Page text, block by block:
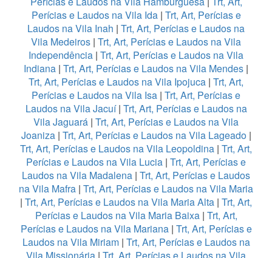
Perícias e Laudos na Vila Ida| Trt, Art, Perícias e
Laudos na Vila Inah | Trt, Art, Perícias e Laudos na
Vila Medeiros | Trt, Art, Perícias e Laudos na Vila
Independência | Trt, Art, Perícias e Laudos na Vila
Indiana | Trt, Art, Perícias e Laudos na Vila Mendes |
Trt, Art, Perícias e Laudos na Vila Ipojuca | Trt, Art,
Perícias e Laudos na Vila Isa | Trt, Art, Perícias e
Laudos na Vila Jacuí| Trt, Art, Perícias e Laudos na
Vila Jaguará | Trt, Art, Perícias e Laudos na Vila
Joaniza| Trt, Art, Perícias e Laudos na Vila Lageado|
Trt, Art, Perícias e Laudos na Vila Leopoldina | Trt, Art,
Perícias e Laudos na Vila Lucia | Trt, Art, Perícias e
Laudos na Vila Madalena | Trt, Art, Perícias e Laudos
na Vila Mafra | Trt, Art, Perícias e Laudos na Vila Maria
| Trt, Art, Perícias e Laudos na Vila Maria Alta | Trt, Art,
Perícias e Laudos na Vila Maria Baixa| Trt, Art,
Perícias e Laudos na Vila Mariana| Trt, Art, Perícias e
Laudos na Vila Miriam| Trt, Art, Perícias e Laudos na